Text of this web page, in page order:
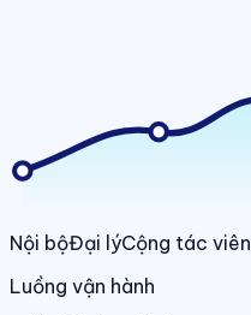
Nội bộĐại lýCộng tác viên
Luồng vận hành